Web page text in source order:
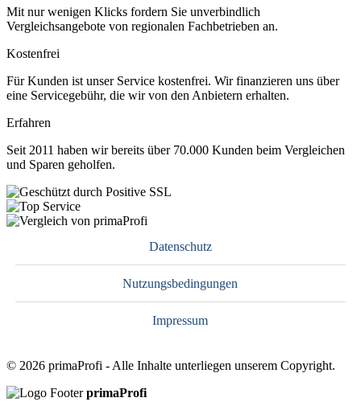
Mit nur wenigen Klicks fordern Sie unverbindlich
Vergleichsangebote von regionalen Fachbetrieben an.
Kostenfrei
Für Kunden ist unser Service kostenfrei. Wir finanzieren uns über
eine Servicegebühr, die wir von den Anbietern erhalten.
Erfahren
Seit 2011 haben wir bereits über 70.000 Kunden beim Vergleichen
und Sparen geholfen.
Datenschutz
Nutzungsbedingungen
Impressum
© 2026 primaProfi - Alle Inhalte unterliegen unserem Copyright.
primaProfi